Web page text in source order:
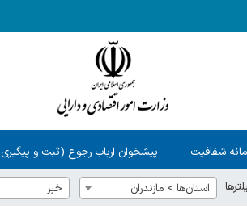
شفافیت پیشخوان ارباب رجوع (ثبت و
استان‌ها > مازندران خبر